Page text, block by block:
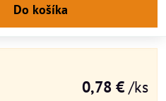
Do košíka
0,78 € /ks